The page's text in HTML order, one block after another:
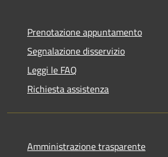
Prenotazione appuntamento
Segnalazione disservizio
Leggi le FAQ
Richiesta assistenza
Amministrazione trasparente